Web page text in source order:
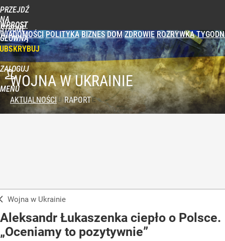
PRZEJDŹ
NA
STRONĘ
GŁÓWNĄ
WPROST
WIADOMOŚCI POLITYKA BIZNES DOM ZDROWIE ROZRYWKA
ZALOGUJ
MENUWOJNA W UKRAINIE
AKTUALNOŚCI RAPORT
Wojna w Ukrainie
Aleksandr Łukaszenka ciepło o Polsce.
„Oceniamy to pozytywnie”